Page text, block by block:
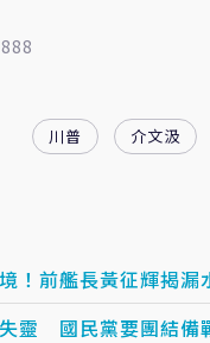
川普 介文汲
！前艦長黃征輝揭漏
靈 國民黨要團結備